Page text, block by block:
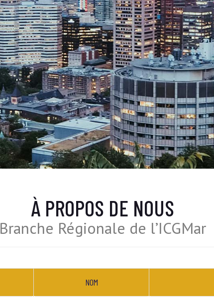
VANCOUVER
BRANCHE RÉGIONALE DE
VANCOUVER
À PROPOS DE NOUS
Branche Régionale de l’ICGMar
NOM